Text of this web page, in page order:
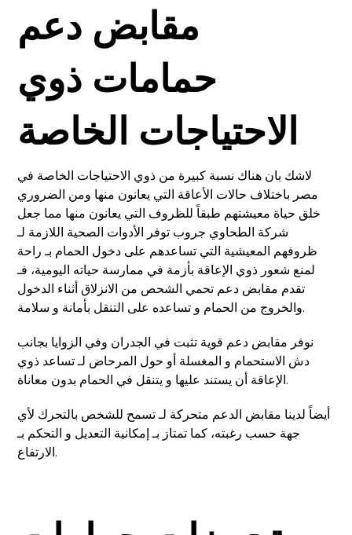
مقابض دعم
حمامات ذوي
الاحتياجات الخاصة
لاشك بان هناك نسبة كبيرة من ذوي الاحتياجات الخاصة في
مصر باختلاف حالات الأعاقة التي يعانون منها ومن الضروري
خلق حياة معيشتهم طبقاً للظروف التي يعانون منها مما جعل
شركة الطحاوي جروب توفر الأدوات الصحية اللازمة لـ
ظروفهم المعيشية التي تساعدهم على دخول الحمام بـ راحة
لمنع شعور ذوي الإعاقة بأزمة في ممارسة حياته اليومية، فـ
تقدم مقابض دعم تحمي الشحص من الانزلاق أثناء الدخول
والخروج من الحمام و تساعده على التنقل بأمانة و سلامة.
نوفر مقابض دعم قوية تثبت في الجدران وفي الزوايا بجانب
دش الاستحمام و المغسلة أو حول المرحاض لـ تساعد ذوي
الإعاقة أن يستند عليها و يتنقل في الحمام بدون معاناة.
أيضاً لدينا مقابض الدعم متحركة لـ تسمح للشخص بالتحرك لأي
جهة حسب رغبته، كما تمتاز بـ إمكانية التعديل و التحكم بـ
الارتفاع.